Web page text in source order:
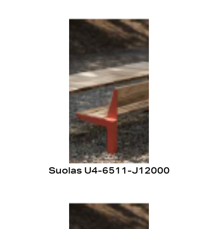
Suolas U4-6511-J12000